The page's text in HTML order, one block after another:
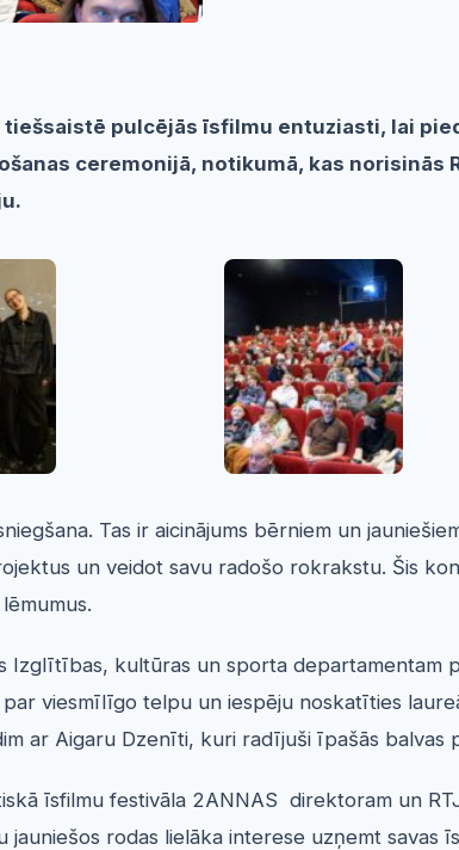
pulcējās īsfilmu entuziasti, lai
ceremonijā, notikumā, kas
Tas ir aicinājums bērniem un
un veidot savu radošo rokrakstu. Šis
Izglītības, kultūras un sporta departamentam
viesmīlīgo telpu un iespēju noskatīties
ar Aigaru Dzenīti, kuri radījuši īpašās balvas
īsfilmu festivāla 2ANNAS direktoram un
rodas lielāka interese uzņemt savas